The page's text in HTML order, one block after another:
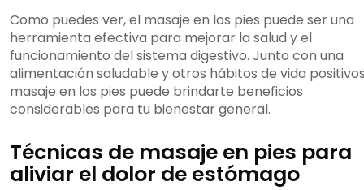
Como puedes ver, el masaje en los pies puede ser una
herramienta efectiva para mejorar la salud y el
funcionamiento del sistema digestivo. Junto con una
alimentación saludable y otros hábitos de vida
masaje en los pies puede brindarte beneficios
considerables para tu bienestar general.
Técnicas de masaje en pies para
aliviar el dolor de estómago